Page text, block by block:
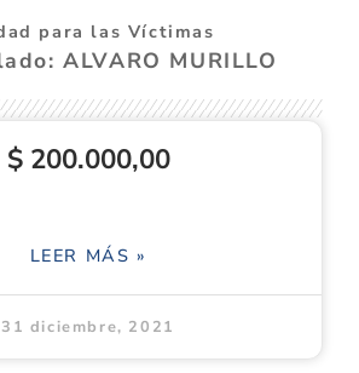
para las Víctimas
ALVARO MURILLO
$ 200.000,00
LEER MÁS »
31 diciembre, 2021